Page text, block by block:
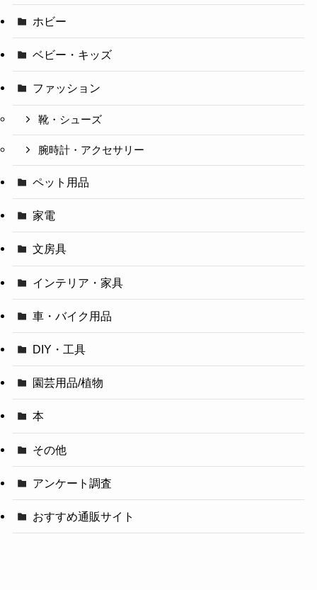
ホビー
ベビー・キッズ
ファッション
靴・シューズ
腕時計・アクセサリー
ペット用品
家電
文房具
インテリア・家具
車・バイク用品
DIY・工具
園芸用品/植物
本
その他
アンケート調査
おすすめ通販サイト